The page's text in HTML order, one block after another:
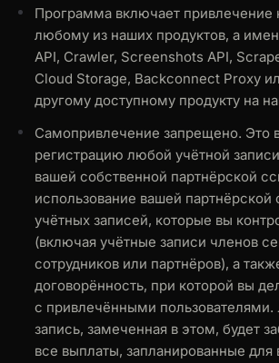
Программа включает привлечение
любому из наших продуктов, а
API, Crawler, Screenshots API,
Cloud Storage, Backconnect Proxy
другому доступному продукту на
Самопривлечение запрещено. Это
регистрацию любой учётной
вашей собственной партнёрской
использование вашей партнёрской
учётных записей, которые вы
(включая учётные записи членов
сотрудников или партнёров), а
договорённость, при которой вы
с привлечёнными пользователями.
запись, замеченная в этом, будет
все выплаты, запланированные для